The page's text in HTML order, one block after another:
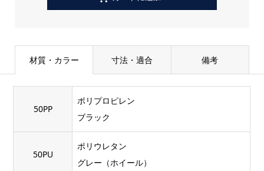
材質・カラー 寸法・適合 備考
50PP
ポリプロピレン
ブラック
50PU
ポリウレタン
グレー（ホイール）